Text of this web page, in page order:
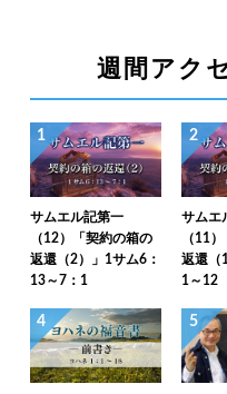
週間アク
1
サムエル記第一
（12）「契約の箱の
返還（2）」1サム6：
13～7：1
2
サムエ
（11
返還（
1～12
4 5